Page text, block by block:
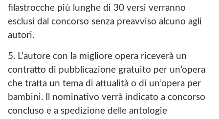
filastrocche più lunghe di 30 versi verranno
esclusi dal concorso senza preavviso alcuno agli
autori.
5. L’autore con la migliore opera riceverà un
contratto di pubblicazione gratuito per un’opera
che tratta un tema di attualità o di un’opera per
bambini. Il nominativo verrà indicato a concorso
concluso e a spedizione delle antologie